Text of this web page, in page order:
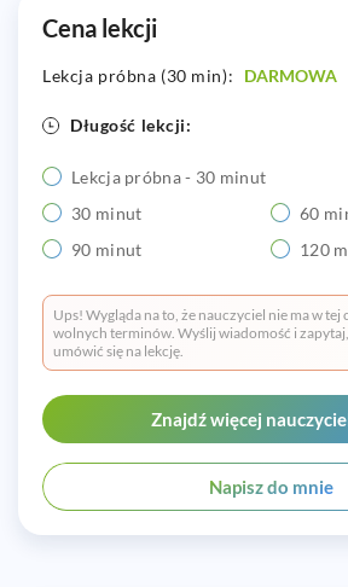
Cena lekcji
Lekcja próbna (30 min): DARMOWA
Długość lekcji:
Lekcja próbna - 30 minut
30 minut
60
90 minut
120
Ups! Wygląda na to, że nauczyciel nie ma w tej
wolnych terminów. Wyślij wiadomość i
umówić się na lekcję.
Znajdź więcej
Napisz do mnie